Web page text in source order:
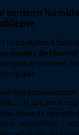
maison
une solution, il faut
causes de
et peuvent
à la condensation
L’air que nous
issue de nos
respiration).